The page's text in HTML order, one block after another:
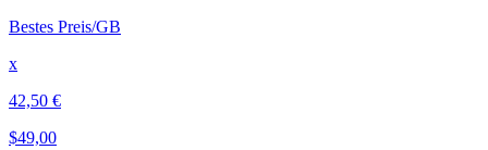
Bestes Preis/GB
x
42,50 €
$49,00